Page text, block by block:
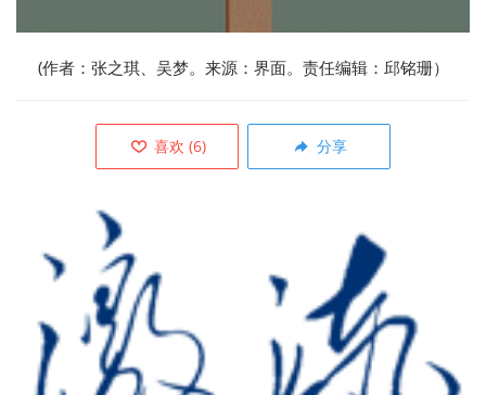
(作者：张之琪、吴梦。来源：界面。责任编辑：邱铭珊）
喜欢 (6) 分享